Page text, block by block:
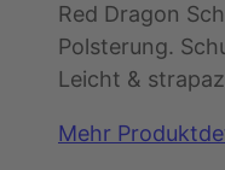
a
g
o
n
Red Dragon
Polsterung.
Leicht &
Mehr